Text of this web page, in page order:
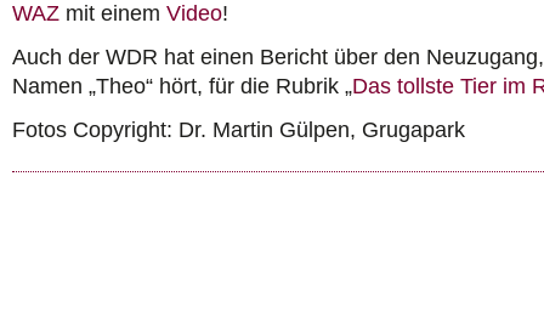
WAZ mit einem Video!
Auch der WDR hat einen Bericht über den
Namen „Theo“ hört, für die Rubrik „Das tollste Tier im
Fotos Copyright: Dr. Martin Gülpen, Grugapark